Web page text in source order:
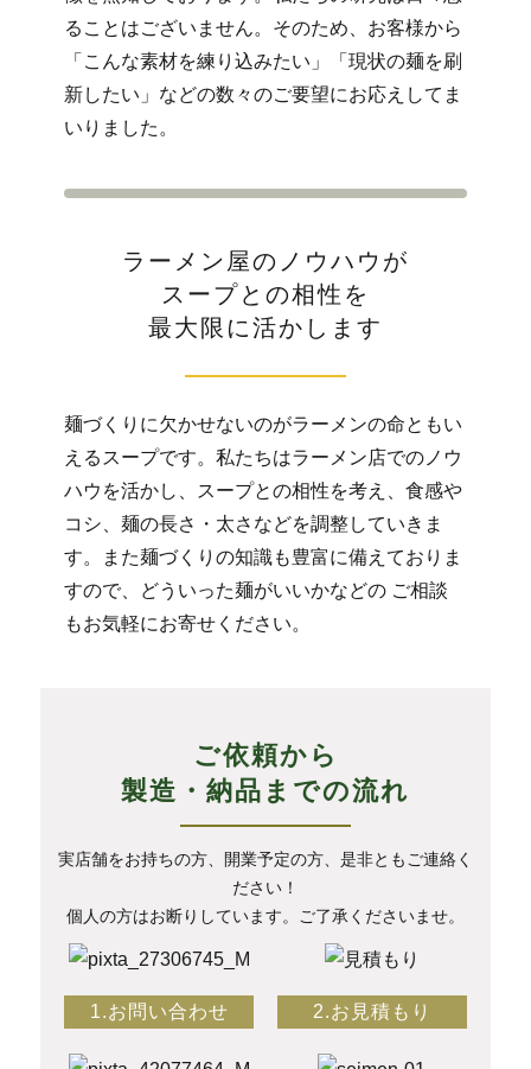
ることはございません。そのため、お客様から
「こんな素材を練り込みたい」「現状の麺を刷
新したい」などの数々のご要望にお応えしてま
いりました。
ラーメン屋のノウハウが
スープとの相性を
最大限に活かします
麺づくりに欠かせないのがラーメンの命ともい
えるスープです。私たちはラーメン店でのノウ
ハウを活かし、スープとの相性を考え、食感や
コシ、麺の長さ・太さなどを調整していきま
す。また麺づくりの知識も豊富に備えておりま
すので、どういった麺がいいかなどの ご相談
もお気軽にお寄せください。
ご依頼から
製造・納品までの流れ
実店舗をお持ちの方、開業予定の方、是非ともご連絡く
ださい！
個人の方はお断りしています。ご了承くださいませ。
1.お問い合わせ 2.お見積もり